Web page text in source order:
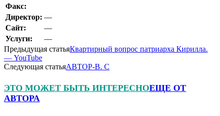
Факс:
Директор: —
Сайт:
—
Услуги:
—
Предыдущая статьяКвартирный вопрос патриарха Кирилла.
— YouTube
Следующая статьяАВТОР-В. С
ЭТО МОЖЕТ БЫТЬ ИНТЕРЕСНОЕЩЕ ОТ
АВТОРА